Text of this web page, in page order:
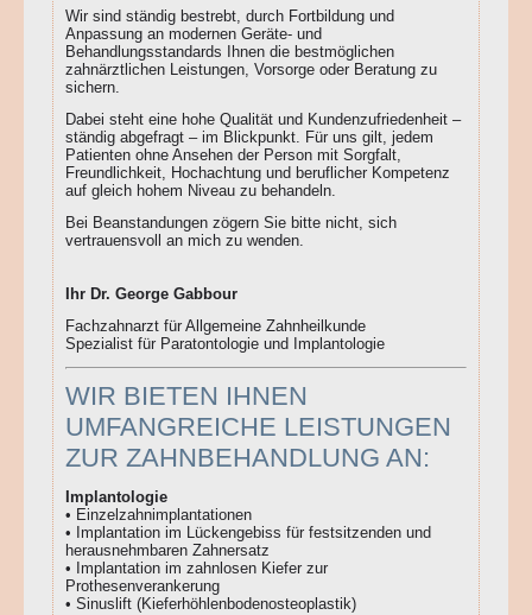
Wir sind ständig bestrebt, durch Fortbildung und
Anpassung an modernen Geräte- und
Behandlungsstandards Ihnen die bestmöglichen
zahnärztlichen Leistungen, Vorsorge oder Beratung zu
sichern.
Dabei steht eine hohe Qualität und Kundenzufriedenheit –
ständig abgefragt – im Blickpunkt. Für uns gilt, jedem
Patienten ohne Ansehen der Person mit Sorgfalt,
Freundlichkeit, Hochachtung und beruflicher Kompetenz
auf gleich hohem Niveau zu behandeln.
Bei Beanstandungen zögern Sie bitte nicht, sich
vertrauensvoll an mich zu wenden.
Ihr Dr. George Gabbour
Fachzahnarzt für Allgemeine Zahnheilkunde
Spezialist für Paratontologie und Implantologie
WIR BIETEN IHNEN
UMFANGREICHE LEISTUNGEN
ZUR ZAHNBEHANDLUNG AN:
Implantologie
• Einzelzahnimplantationen
• Implantation im Lückengebiss für festsitzenden und
herausnehmbaren Zahnersatz
• Implantation im zahnlosen Kiefer zur
Prothesenverankerung
• Sinuslift (Kieferhöhlenbodenosteoplastik)